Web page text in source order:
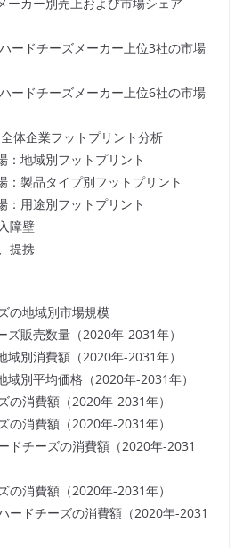
ードチーズメーカー上位3社の市場
ードチーズメーカー上位6社の市場
体企業フットプリント分析
：地域別フットプリント
：製品タイプ別フットプリント
：用途別フットプリント
障壁
提携
の地域別市場規模
販売数量（2020年-2031年）
別消費額（2020年-2031年）
別平均価格（2020年-2031年）
の消費額（2020年-2031年）
の消費額（2020年-2031年）
ドチーズの消費額（2020年-2031
の消費額（2020年-2031年）
ードチーズの消費額（2020年-2031